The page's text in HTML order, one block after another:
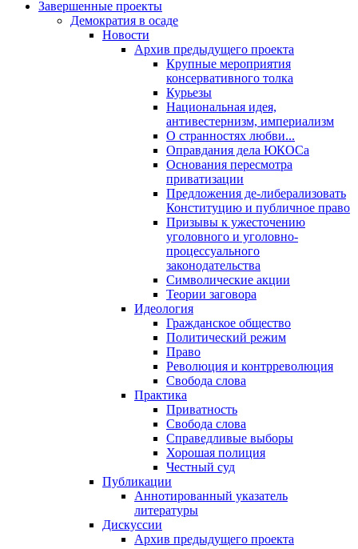
Завершенные проекты
Демократия в осаде
Новости
Архив предыдущего проекта
Крупные мероприятия
консервативного толка
Курьезы
Национальная идея,
антивестернизм, империализм
О странностях любви...
Оправдания дела ЮКОСа
Основания пересмотра
приватизации
Предложения де-либерализовать
Конституцию и публичное право
Призывы к ужесточению
уголовного и уголовно-
процессуального
законодательства
Символические акции
Теории заговора
Идеология
Гражданское общество
Политический режим
Право
Революция и контрреволюция
Свобода слова
Практика
Приватность
Свобода слова
Справедливые выборы
Хорошая полиция
Честный суд
Публикации
Аннотированный указатель
литературы
Дискуссии
Архив предыдущего проекта